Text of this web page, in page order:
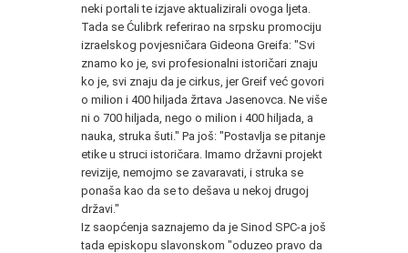
neki portali te izjave aktualizirali ovoga ljeta.
Tada se Ćulibrk referirao na srpsku promociju
izraelskog povjesničara Gideona Greifa: "Svi
znamo ko je, svi profesionalni istoričari znaju
ko je, svi znaju da je cirkus, jer Greif već govori
o milion i 400 hiljada žrtava Jasenovca. Ne više
ni o 700 hiljada, nego o milion i 400 hiljada, a
nauka, struka šuti." Pa još: "Postavlja se pitanje
etike u struci istoričara. Imamo državni projekt
revizije, nemojmo se zavaravati, i struka se
ponaša kao da se to dešava u nekoj drugoj
državi."
Iz saopćenja saznajemo da je Sinod SPC-a još
tada episkopu slavonskom "oduzeo pravo da